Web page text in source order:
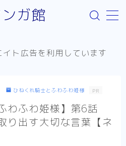
ガ館
いて
ト広告を利用しています
ひねくれ騎士とふわふわ姫様 PR
わふわ姫様】第6話
出す大切な言葉【ネ